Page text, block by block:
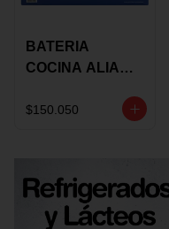
BATERIA
COCINA ALIADA
PIEZAS
$150.050